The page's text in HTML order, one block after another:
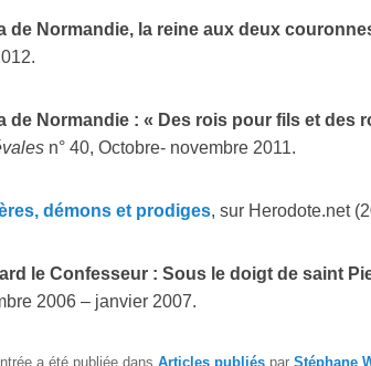
de Normandie, la reine aux deux
de Normandie : « Des rois pour fils et des
n° 40, Octobre- novembre 2011.
démons et prodiges, sur Herodote.net
le Confesseur : Sous le doigt de saint
2006 – janvier 2007.
a été publiée dans Articles publiés par Stéphane